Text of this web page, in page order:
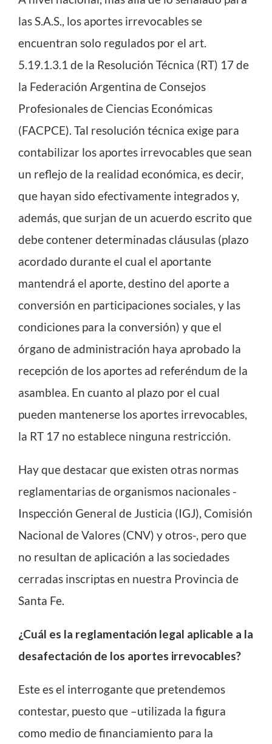
las S.A.S., los aportes irrevocables se
encuentran solo regulados por el art.
5.19.1.3.1 de la Resolución Técnica (RT) 17 de
la Federación Argentina de Consejos
Profesionales de Ciencias Económicas
(FACPCE). Tal resolución técnica exige para
contabilizar los aportes irrevocables que sean
un reflejo de la realidad económica, es decir,
que hayan sido efectivamente integrados y,
además, que surjan de un acuerdo escrito que
debe contener determinadas cláusulas (plazo
acordado durante el cual el aportante
mantendrá el aporte, destino del aporte a
conversión en participaciones sociales, y las
condiciones para la conversión) y que el
órgano de administración haya aprobado la
recepción de los aportes ad referéndum de la
asamblea. En cuanto al plazo por el cual
pueden mantenerse los aportes irrevocables,
la RT 17 no establece ninguna restricción.
Hay que destacar que existen otras normas
reglamentarias de organismos nacionales -
Inspección General de Justicia (IGJ), Comisión
Nacional de Valores (CNV) y otros-, pero que
no resultan de aplicación a las sociedades
cerradas inscriptas en nuestra Provincia de
Santa Fe.
¿Cuál es la reglamentación legal aplicable a la
desafectación de los aportes irrevocables?
Este es el interrogante que pretendemos
contestar, puesto que –utilizada la figura
como medio de financiamiento para la